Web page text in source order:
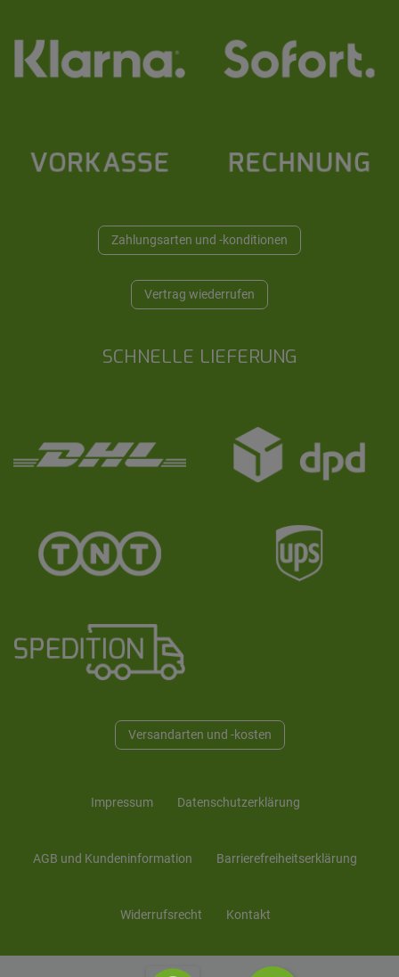
Zahlungsarten und -konditionen
Vertrag wiederrufen
SCHNELLE LIEFERUNG
Versandarten und -kosten
Impressum Daten­schutz­erklärung
AGB und Kunden­information Barrierefreiheitserklärung
Widerrufs­recht Kontakt